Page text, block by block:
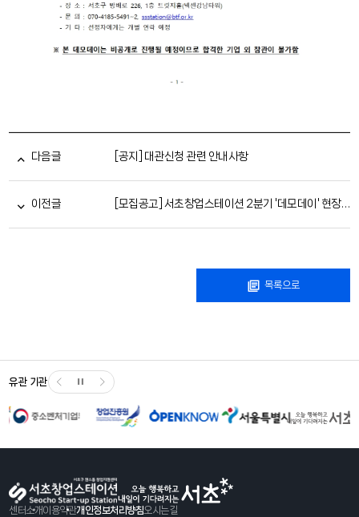
다음글 [공지] 대관신청 관련 안내사항
이전글 [모집공고] 서초창업스테이션 2분기 '데모데이' 현장 보조 '자원봉사자' 2명 모집 및 선발
목록으로
유관 기관
센터소개이용약관개인정보처리방침오시는길